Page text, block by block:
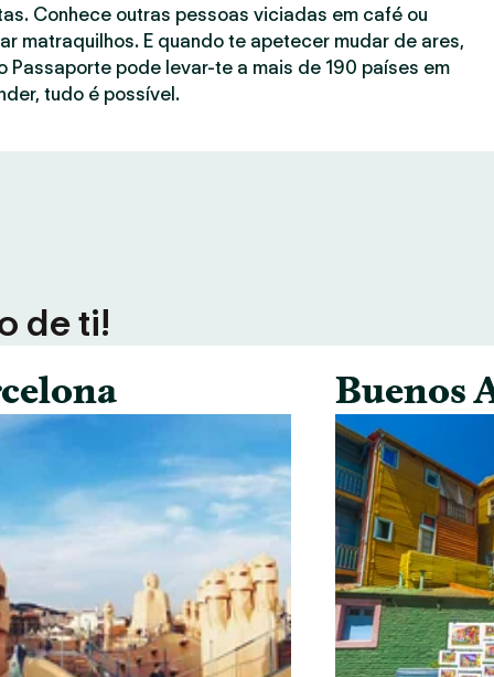
Conhece outras pessoas viciadas em café ou
matraquilhos. E quando te apetecer mudar de ares,
Passaporte pode levar-te a mais de 190 países em
tudo é possível.
de ti!
Buenos